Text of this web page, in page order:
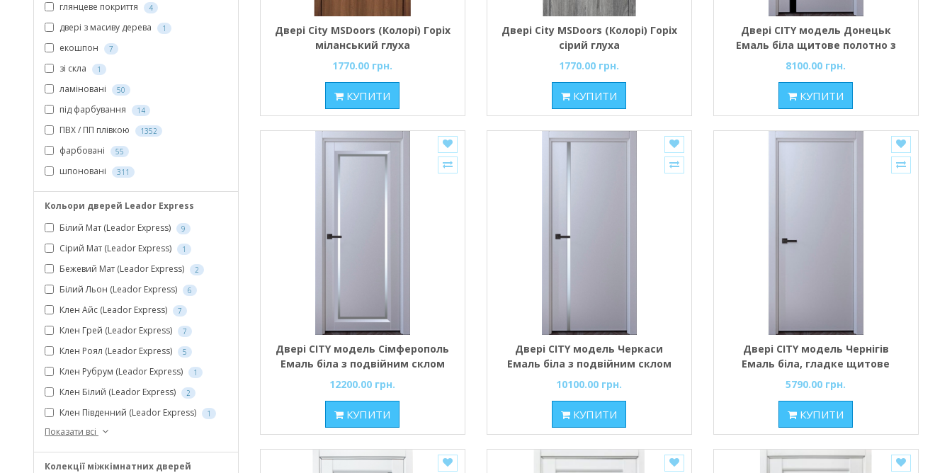
глянцеве покриття 4
двері з масиву дерева 1
екошпон 7
зі скла 1
ламіновані 50
під фарбування 14
ПВХ / ПП плівкою 1352
фарбовані 55
шпоновані 311
Кольори дверей Leador Express
Білий Мат (Leador Express)
9
Сірий Мат (Leador Express) 1
Бежевий Мат (Leador Express) 2
Білий Льон (Leador Express) 6
Клен Айс (Leador Express) 7
Клен Грей (Leador Express) 7
Клен Роял (Leador Express) 5
Клен Рубрум (Leador Express) 1
Клен Білий (Leador Express) 2
Клен Південний (Leador Express) 1
Показати всі
Колекції міжкімнатних дверей
Двері City MSDoors (Колорі) Горіх
міланський глуха
1770.00 грн.
КУПИТИ
Двері City MSDoors (Колорі) Горіх
сірий глуха
1770.00 грн.
КУПИТИ
Двері CITY модель Донецьк
Емаль біла щитове полотно з
вертикальною вставкою з
чорного скла
8100.00 грн.
КУПИТИ
Двері CITY модель Сімферополь
Емаль біла з подвійним склом
сатин
12200.00 грн.
КУПИТИ
Двері CITY модель Черкаси
Емаль біла з подвійним склом
сатин
10100.00 грн.
КУПИТИ
Двері CITY модель Чернігів
Емаль біла, гладке щитове
полотно без фрезерування
5790.00 грн.
КУПИТИ